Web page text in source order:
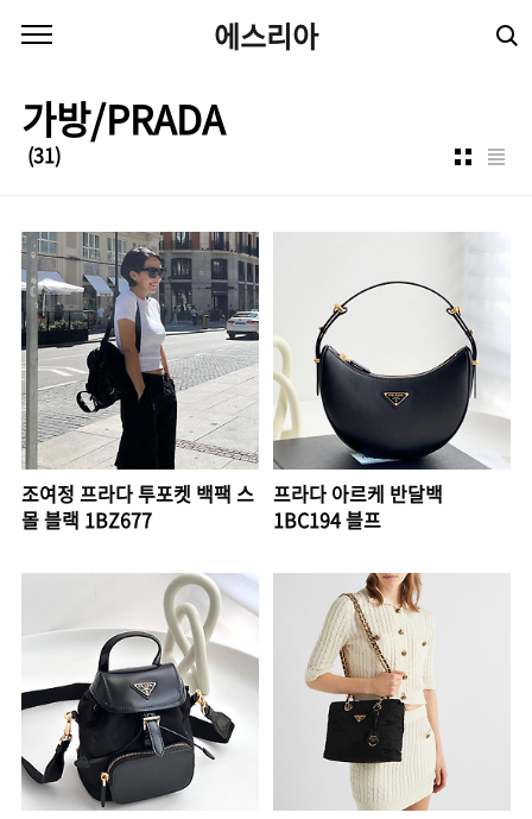
에스리아
가방/PRADA
(31)
조여정 프라다 투포켓 백팩 스
몰 블랙 1BZ677
프라다 아르케 반달백
1BC194 블프